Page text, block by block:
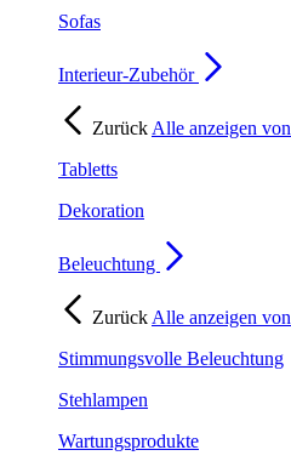
Sofas
Interieur-Zubehör
Zurück Alle anzeigen von
Tabletts
Dekoration
Beleuchtung
Zurück Alle anzeigen von
Stimmungsvolle Beleuchtung
Stehlampen
Wartungsprodukte